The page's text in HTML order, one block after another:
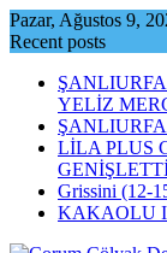
Skip
to
Pazar, Ağustos 9,
Recent posts
YELİZ
LİLA PLUS
Grissini (12-
KAKAOLU